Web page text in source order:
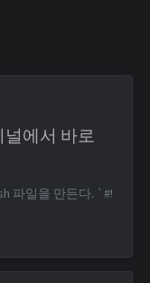
에서 바로